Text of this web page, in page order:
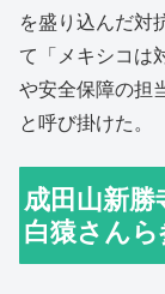
を盛り込んだ対
て「メキシコは
や安全保障の担
と呼び掛けた。
成田山新
白猿さんら